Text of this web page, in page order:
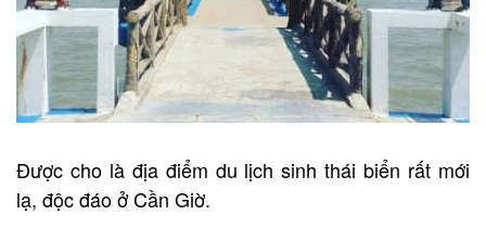
Được cho là địa điểm du lịch sinh thái biển rất mới
lạ, độc đáo ở Cần Giờ.